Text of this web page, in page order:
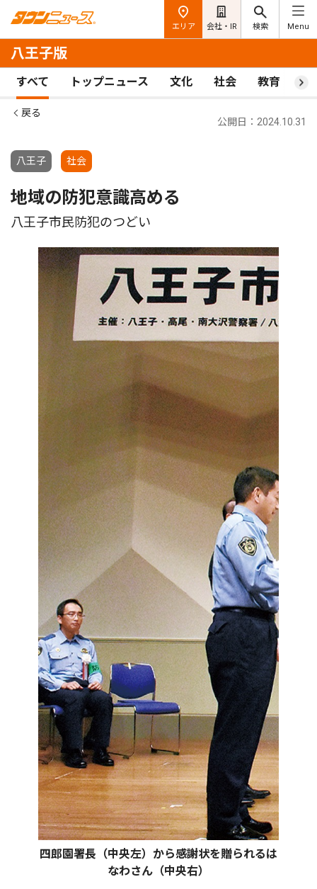
エリア 会社・IR 検索 Menu
八王子版
すべて トップニュース 文化 社会 教育 ス
戻る
八王子 社会
公開日：2024.10.31
地域の防犯意識高める
八王子市民防犯のつどい
四郎園署長（中央左）から感謝状を贈られるは
なわさん（中央右）